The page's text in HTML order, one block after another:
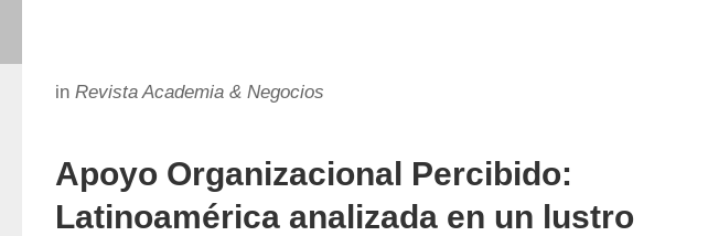
in Revista Academia & Negocios
Apoyo Organizacional Percibido:
Latinoamérica analizada en un lustro